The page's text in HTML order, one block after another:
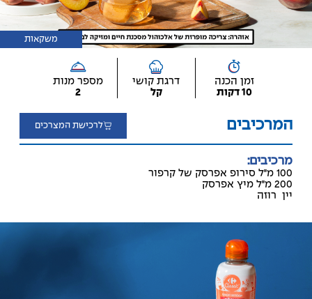
משקאות
זמן הכנה
10 דקות
דרגת קושי
קל
מספר מנות
2
המרכיבים לרכישת המצרכים
מרכיבים:
100 מ׳׳ל סירופ אפרסק של קרפור
200 מ׳׳ל מיץ אפרסק
יין רוזה